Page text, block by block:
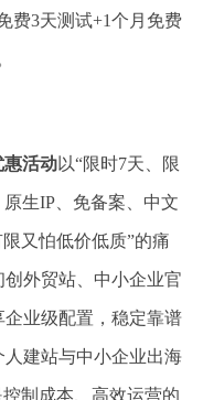
费3天测试+1个月免费
惠活动以“限时7天、限
生IP、免备案、中文
又怕低价低质”的痛
外贸站、中小企业官
业级配置，稳定靠谱
建站与中小企业出海
制成本、高效运营的